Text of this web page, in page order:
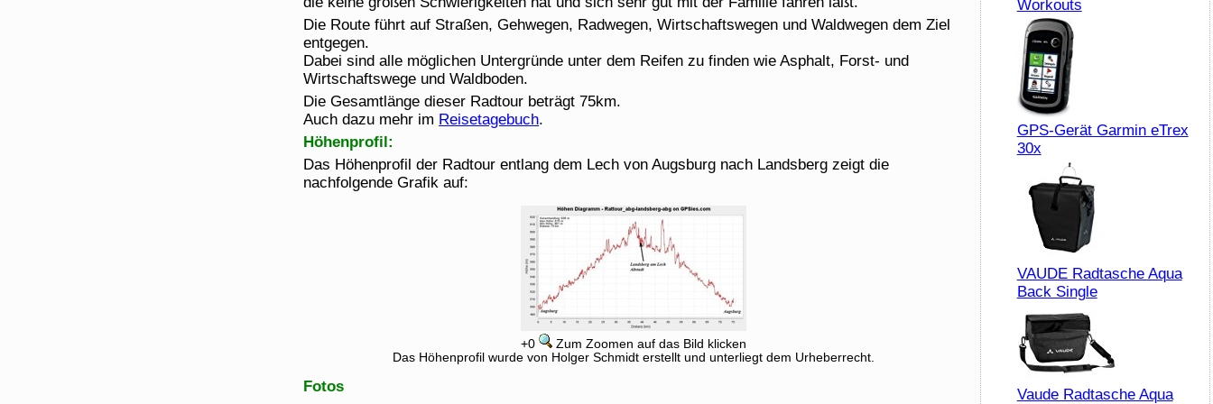
Die Route führt auf Straßen, Gehwegen, Radwegen, Wirtschaftswegen und Waldwegen dem Ziel
entgegen.
Dabei sind alle möglichen Untergründe unter dem Reifen zu finden wie Asphalt, Forst- und
Wirtschaftswege und Waldboden.
Die Gesamtlänge dieser Radtour beträgt 75km.
Auch dazu mehr im Reisetagebuch.
Höhenprofil:
Das Höhenprofil der Radtour entlang dem Lech von Augsburg nach Landsberg zeigt die
nachfolgende Grafik auf:
+0
Zum Zoomen auf das Bild klicken
Das Höhenprofil wurde von Holger Schmidt erstellt und unterliegt dem Urheberrecht.
Fotos
Workouts
GPS-Gerät Garmin eTrex
30x
VAUDE Radtasche Aqua
Back Single
Vaude Radtasche Aqua